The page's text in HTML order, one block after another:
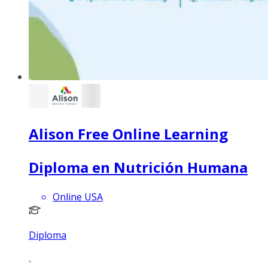
Alison Free Online Learning
Diploma en Nutrición Humana
Online USA
Diploma